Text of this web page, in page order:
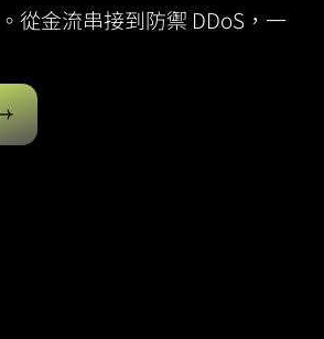
從金流串接到防禦 DDoS，一